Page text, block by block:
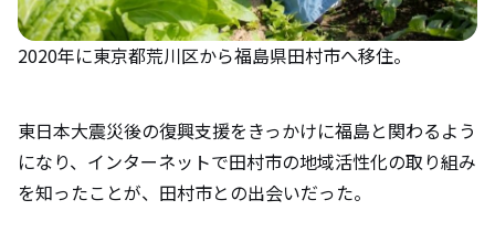
2020年に東京都荒川区から福島県田村市へ移住。
東日本大震災後の復興支援をきっかけに福島と関わるよう
になり、インターネットで田村市の地域活性化の取り組み
を知ったことが、田村市との出会いだった。